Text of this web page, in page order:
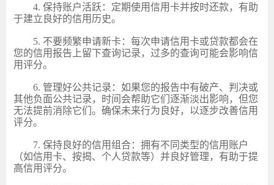
4. 保持账户活跃：定期使用信用卡并按时还款，有助
于建立良好的信用历史。
5. 不要频繁申请新卡：每次申请信用卡或贷款都会在
您的信用报告上留下查询记录，过多的查询可能会影响信
用评分。
6. 管理好公共记录：如果您的报告中有破产、判决或
其他负面公共记录，时间会帮助它们逐渐淡出影响，但您
无法提前消除它们。确保未来行为良好，以逐步改善信用
评分。
7. 保持良好的信用组合：拥有不同类型的信用账户
（如信用卡、按揭、个人贷款等）并良好管理，有助于提
高信用评分。